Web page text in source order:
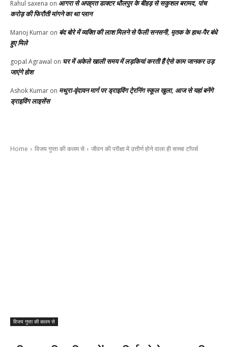
Rahul saxena on आगरा से अपह्रत डाक्टर धौलपुर के बीहड़ से सकुशल बरामद, पांच
करोड़ की फिरौती मांगने का था प्लान
Manoj Kumar on बंद बोरे में व्यक्ति की लाश मिलने से फैली सनसनी, मृतक के हाथ-पैर बंधे
हुए मिले
gopal Agrawal on घर में अकेले खाली समय में लड़कियां करती हैं ऐसे काम जानकर उड़
जाएंगे होश
Ashok Kumar on मथुरा-वृंदावन मार्ग पर ड्राइविंग टे्रनिंग स्कूल खुला, आज से यहां बनेंगे
ड्राइविंग लाइसेंस